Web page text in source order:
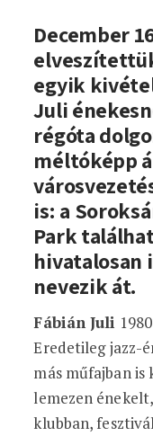
Teret
December
egyik
Juli
régóta
méltóképp
is: a
Park
hivatalosan
nevezik át.
Fábián Juli
Eredetileg jazz-
más műfajban
lemezen
klubban,